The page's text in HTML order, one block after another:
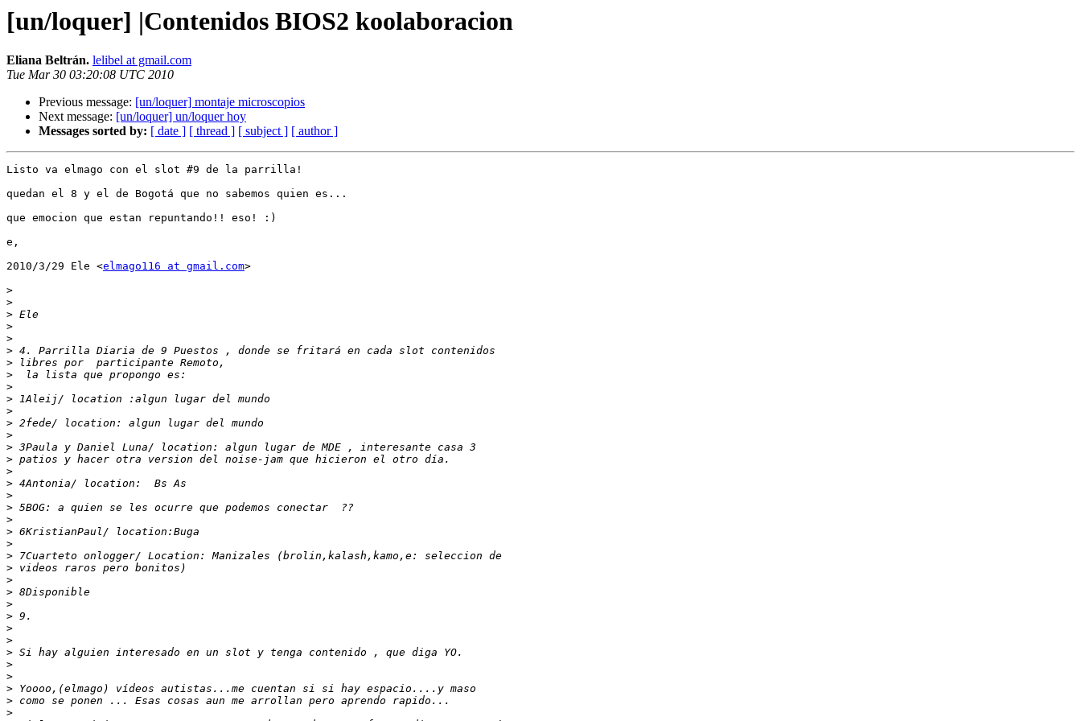
[un/loquer] |Contenidos BIOS2 koolaboracion
Eliana Beltrán. lelibel at gmail.com
Tue Mar 30 03:20:08 UTC 2010
Previous message: [un/loquer] montaje microscopios
Next message: [un/loquer] un/loquer hoy
Messages sorted by: [ date ] [ thread ] [ subject ] [ author ]
Listo va elmago con el slot #9 de la parrilla!
quedan el 8 y el de Bogotá que no sabemos quien es...
que emocion que estan repuntando!! eso! :)
e,
2010/3/29 Ele <elmago116 at gmail.com>
>
>
>
>
>
>
>
>
>
>
>
>
>
>
>
>
>
>
>
>
>
>
>
>
>
>
>
>
>
>
>
>
>
>
>
>